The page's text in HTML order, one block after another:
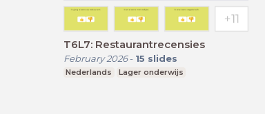
T6L7: Restaurantrecensies
February 2026- 15 slides
Nederlands Lager onderwijs